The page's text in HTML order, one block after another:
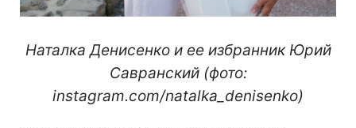
Наталка Денисенко и ее избранник Юрий
Савранский (фото:
instagram.com/natalka_denisenko)